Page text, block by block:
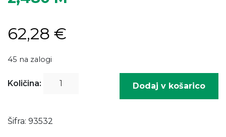
62,28 €
45 na zalogi
Količina:
AXIS
=
Dodaj v košarico
Šifra: 93532